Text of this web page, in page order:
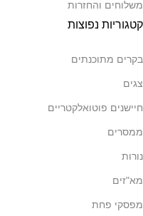
משלוחים והחזרות
קטגוריות נפוצות
בקרים מתוכנתים
צגים
חיישנים פוטואלקטריים
ממסרים
נורות
מא"זים
מפסקי פחת